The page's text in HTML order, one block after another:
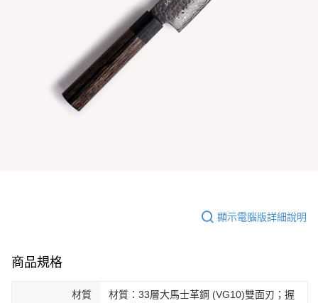
顯示電腦版詳細說明
商品規格
材質
材質：33層大馬士革鋼 (VG10)雙面刃；握